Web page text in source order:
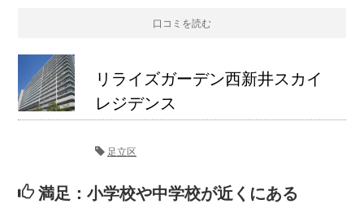
口コミを読む
リライズガーデン西新井スカイ
レジデンス
足立区
満足：小学校や中学校が近くにある